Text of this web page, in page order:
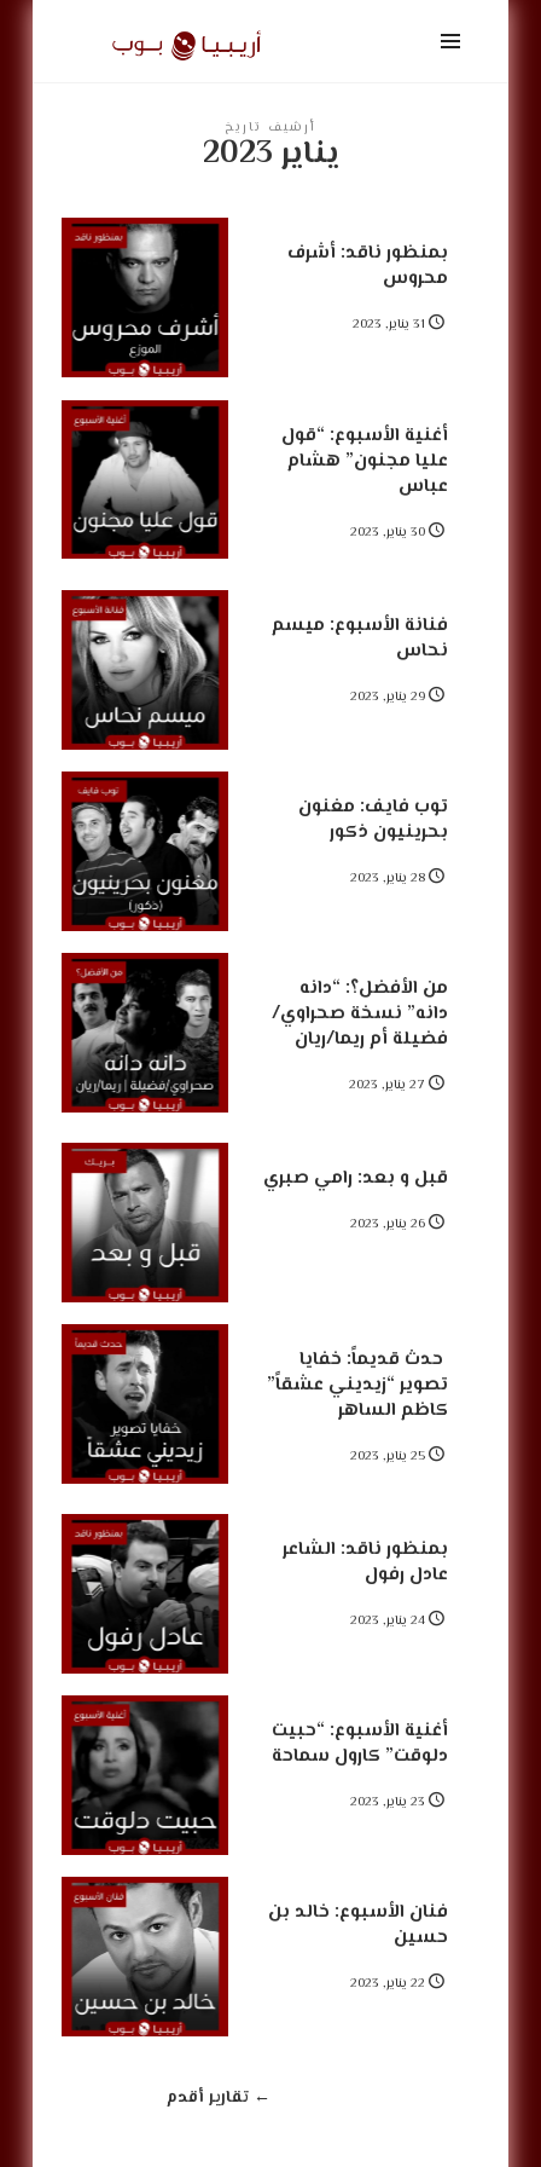
أريبيا
بوب
ArabiaPopأرشيف تاريخ
يناير 2023
بمنظور ناقد: أشرف
محروس
31 يناير, 2023
أغنية الأسبوع: “قول
عليا مجنون” هشام
عباس
30 يناير, 2023
فنانة الأسبوع: ميسم
نحاس
29 يناير, 2023
توب فايف: مغنون
بحرينيون ذكور
28 يناير, 2023
من الأفضل؟: “دانه
دانه” نسخة صحراوي/
فضيلة أم ريما/ريان
27 يناير, 2023
قبل و بعد: رامي صبري
26 يناير, 2023
‏‎ حدث قديماً: خفايا
تصوير “زيديني عشقاً”
كاظم الساهر
25 يناير, 2023
بمنظور ناقد: الشاعر
عادل رفول
24 يناير, 2023
أغنية الأسبوع: “حبيت
دلوقت” كارول سماحة
23 يناير, 2023
فنان الأسبوع: خالد بن
حسين
22 يناير, 2023
← تقارير أقدم